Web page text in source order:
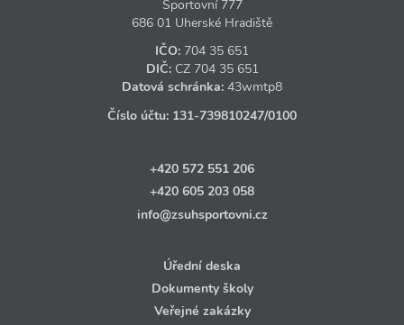
Sportovní 777
686 01 Uherské Hradiště
IČO: 704 35 651
DIČ: CZ 704 35 651
Datová schránka: 43wmtp8
Číslo účtu: 131‑739810247/0100
+420 572 551 206
+420 605 203 058
info@zsuhsportovni.cz
Úřední deska
Dokumenty školy
Veřejné zakázky